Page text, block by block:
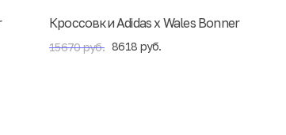
Кроссовки Adidas x Wales Bonner
15670 руб. 8618 руб.